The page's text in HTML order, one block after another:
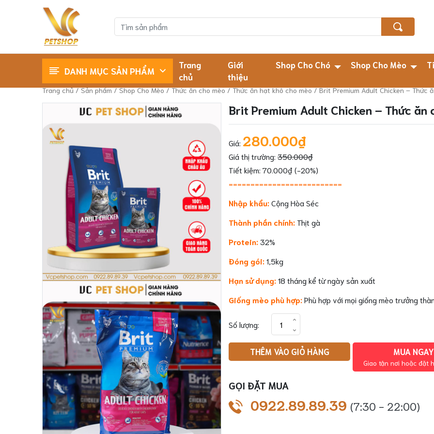
DANH MỤC SẢN PHẨM
Trang
chủ
Giới
thiệu
Shop Cho Chó Shop Cho Mèo
Trang chủ/Sản phẩm/Shop Cho Mèo/Thức ăn cho mèo/Thức ăn hạt khô cho mèo/ Brit Premium Adult Chicken – Thức
Brit Premium Adult Chicken – Thức
Giá: 280.000₫
Giá thị trường: 350.000₫
Tiết kiệm: 70.000₫ (-20%)
==========================
Nhập khẩu:Cộng Hòa Séc
Thành phần chính: Thịt gà
Protein:32%
Đóng gói:1,5kg
Hạn sử dụng:18 tháng kể từ ngày sản xuất
Giống mèo phù hợp:Phù hợp với mọi giống mèo trưởng
Số lượng:
Premium
Adult
Chicken
ăn
cho
mèo
THÊM VÀO GIỎ HÀNG MUA NGAY
Giao tận nơi hoặc đặt
GỌI ĐẶT MUA
0922.89.89.39 (7:30 - 22:00)